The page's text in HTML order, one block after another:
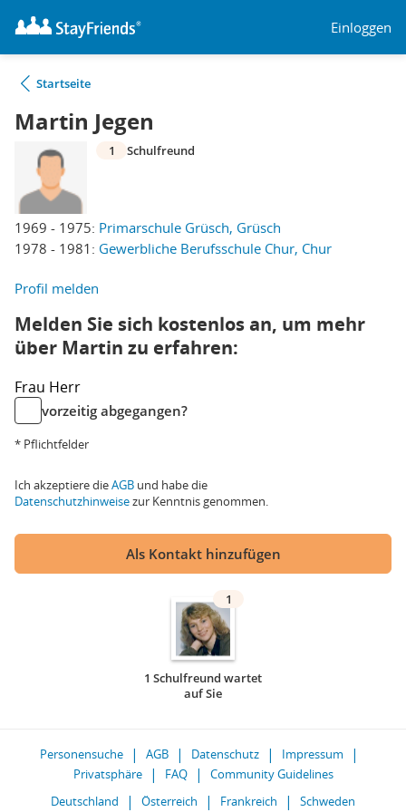
Einloggen
Startseite
Martin Jegen
1969 - 1975: Primarschule Grüsch, Grüsch
1978 - 1981: Gewerbliche Berufsschule Chur, Chur
1 Schulfreund
Profil melden
Melden Sie sich kostenlos an, um mehr
über Martin zu erfahren:
Frau Herr
vorzeitig abgegangen?
* Pflichtfelder
Ich akzeptiere dieAGB und habe die
Datenschutzhinweisezur Kenntnis genommen.
Als Kontakt hinzufügen
1
1 Schulfreund wartet
auf Sie
Personensuche AGB Datenschutz
Impressum
Privatsphäre
FAQ
Community Guidelines
Deutschland
Österreich Frankreich Schweden